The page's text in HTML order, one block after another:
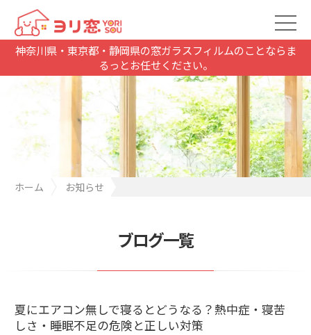
神奈川県・東京都・静岡県の窓ガラスフィルムのことならま
るっとお任せください。
ホーム
お知らせ
ブログ一覧
夏にエアコン無しで寝るとどうなる？熱中症・寝苦
しさ・睡眠不足の危険と正しい対策